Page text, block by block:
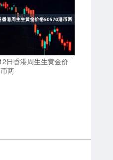
日香港周生生黄金价
两